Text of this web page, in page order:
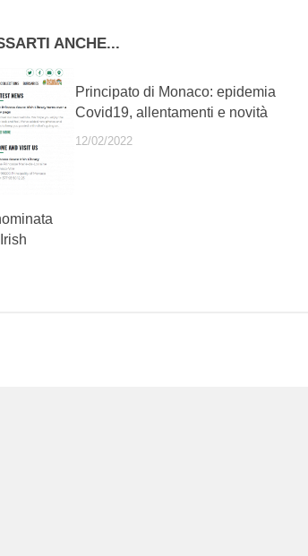
ANCHE...
Principato di Monaco: epidemia
Covid19, allentamenti e novità
12/02/2022